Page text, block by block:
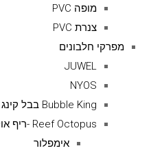
מופה PVC
צנרת PVC
מפרקי חלבונים
JUWEL
NYOS
Bubble King בבל קינג
Reef Octopus -ריף אוקטופוס
אימפלור